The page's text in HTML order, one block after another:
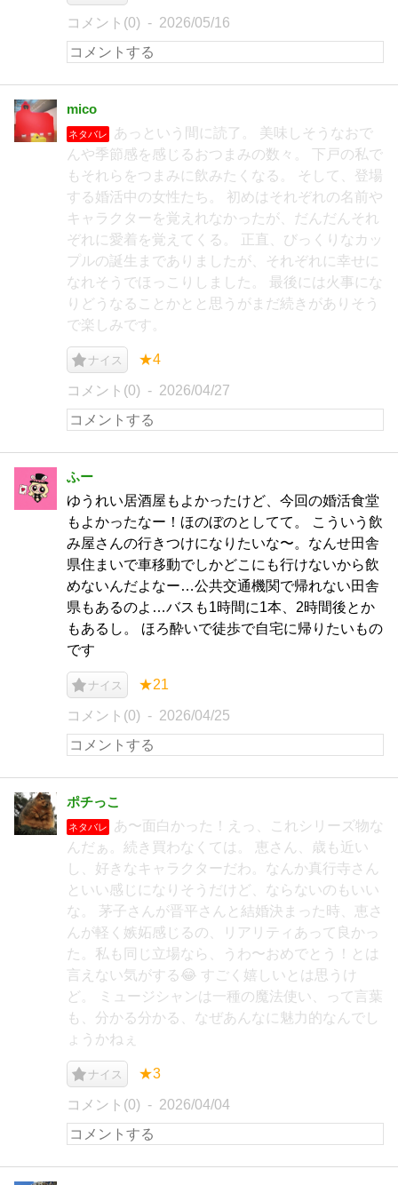
コメント(0) 2026/05/16
mico
ネタバレ
あっという間に読了。 美味しそうなおで
んや季節感を感じるおつまみの数々。 下戸の私で
もそれらをつまみに飲みたくなる。 そして、登場
する婚活中の女性たち。 初めはそれぞれの名前や
キャラクターを覚えれなかったが、だんだんそれ
ぞれに愛着を覚えてくる。 正直、びっくりなカッ
プルの誕生までありましたが、それぞれに幸せに
なれそうでほっこりしました。 最後には火事にな
りどうなることかとと思うがまだ続きがありそう
で楽しみです。
ナイス ★4
コメント(0) 2026/04/27
ふー
ゆうれい居酒屋もよかったけど、今回の婚活食堂
もよかったなー！ほのぼのとしてて。 こういう飲
み屋さんの行きつけになりたいな〜。なんせ田舎
県住まいで車移動でしかどこにも行けないから飲
めないんだよなー…公共交通機関で帰れない田舎
県もあるのよ…バスも1時間に1本、2時間後とか
もあるし。 ほろ酔いで徒歩で自宅に帰りたいもの
です
ナイス ★21
コメント(0) 2026/04/25
ポチっこ
ネタバレ
あ〜面白かった！えっ、これシリーズ物な
んだぁ。続き買わなくては。 恵さん、歳も近い
し、好きなキャラクターだわ。なんか真行寺さん
といい感じになりそうだけど、ならないのもいい
な。 茅子さんが晋平さんと結婚決まった時、恵さ
んが軽く嫉妬感じるの、リアリティあって良かっ
た。私も同じ立場なら、うわ〜おめでとう！とは
言えない気がする😂 すごく嬉しいとは思うけ
ど。 ミュージシャンは一種の魔法使い、って言葉
も、分かる分かる、なぜあんなに魅力的なんでし
ょうかねぇ
ナイス ★3
コメント(0) 2026/04/04